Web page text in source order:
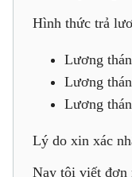
Hình thức
Lý do xin
Nay tôi viết đơn